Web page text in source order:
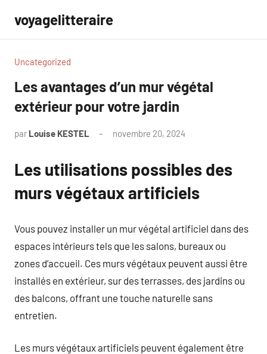
contenu
voyagelitteraire
Uncategorized
Les avantages d’un mur végétal
extérieur pour votre jardin
par Louise KESTEL novembre 20, 2024
Les utilisations possibles des
murs végétaux artificiels
Vous pouvez installer un mur végétal artificiel dans des
espaces intérieurs tels que les salons, bureaux ou
zones d’accueil. Ces murs végétaux peuvent aussi être
installés en extérieur, sur des terrasses, des jardins ou
des balcons, offrant une touche naturelle sans
entretien.
Les murs végétaux artificiels peuvent également être